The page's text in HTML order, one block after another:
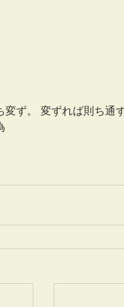
ず。 変ずれば則ち通